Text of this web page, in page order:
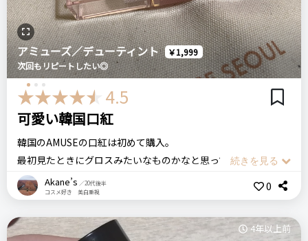
ていたので期待も大きかったのですが…印象としては普通か
な…
値段も安いし、ブラウンをもう一本買ってみようかなとは思っ
ています。
WHOMEE フーミー
ヌメリップ（パメラレッド）
リピート回数・頻度
アミューズ／デューティント
￥1,999
次回もリピートしたい◎
4.5
可愛い韓国口紅
韓国のAMUSEの口紅は初めて購入。
最初見たときにグロスみたいなものかなと思って口紅を使用し
た後にこちらを塗ってみたら、塗ったあと伸ばしていったらグ
ロス感がなくなって、調べてみたらウォーターティントなので
のようです。
Akane’s ／20代後半
コスメ好き 美白重視
0
4年以上前